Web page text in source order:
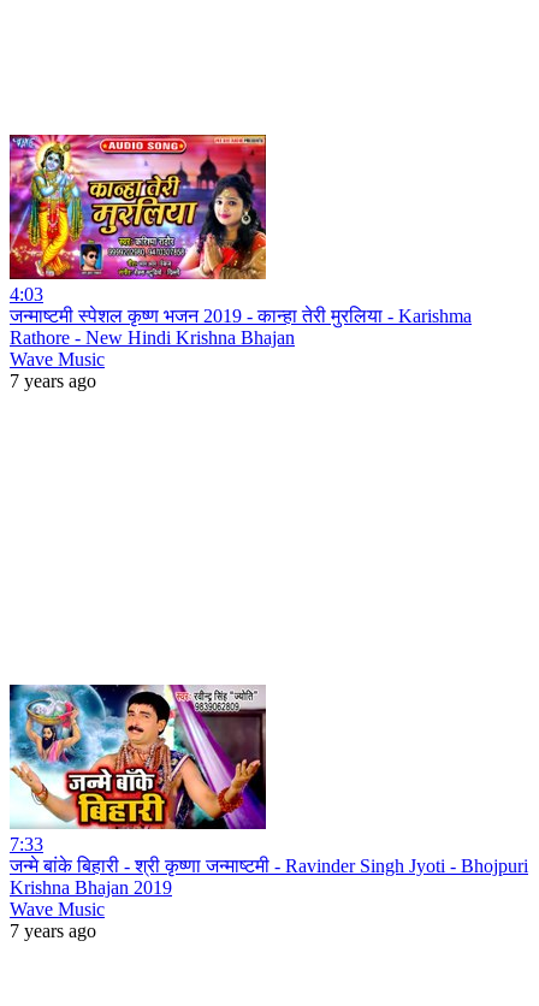
4:03
जन्माष्टमी स्पेशल कृष्ण भजन 2019 - कान्हा तेरी मुरलिया - Karishma
Rathore - New Hindi Krishna Bhajan
Wave Music
7 years ago
7:33
जन्मे बांके बिहारी - श्री कृष्णा जन्माष्टमी - Ravinder Singh Jyoti - Bhojpuri
Krishna Bhajan 2019
Wave Music
7 years ago